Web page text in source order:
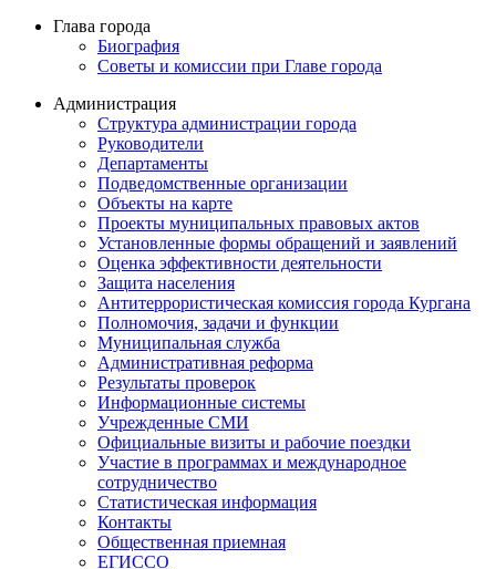
Глава города
Биография
Советы и комиссии при Главе города
Администрация
Структура администрации города
Руководители
Департаменты
Подведомственные организации
Объекты на карте
Проекты муниципальных правовых актов
Установленные формы обращений и заявлений
Оценка эффективности деятельности
Защита населения
Антитеррористическая комиссия города Кургана
Полномочия, задачи и функции
Муниципальная служба
Административная реформа
Результаты проверок
Информационные системы
Учрежденные СМИ
Официальные визиты и рабочие поездки
Участие в программах и международное
сотрудничество
Статистическая информация
Контакты
Общественная приемная
ЕГИССО